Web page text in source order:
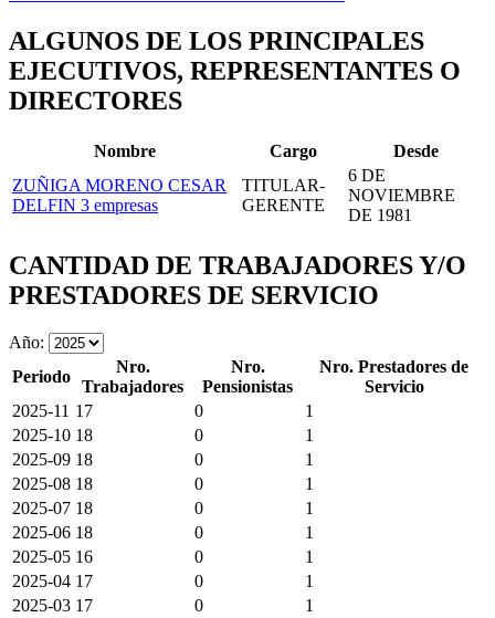
ALGUNOS DE LOS PRINCIPALES
EJECUTIVOS, REPRESENTANTES O
DIRECTORES
Nombre Cargo
Desde
ZUÑIGA MORENO CESAR
DELFIN 3 empresas
TITULAR-
GERENTE
6 DE
NOVIEMBRE
DE 1981
CANTIDAD DE TRABAJADORES Y/O
PRESTADORES DE SERVICIO
Año:
Periodo
Nro.
Trabajadores
Nro.
Pensionistas
Nro. Prestadores de
Servicio
2025-11 17 0
1
2025-10 18 0
1
2025-09 18 0
1
2025-08 18 0
1
2025-07 18 0
1
2025-06 18 0
1
2025-05 16 0
1
2025-04 17 0
1
2025-03 17 0
1